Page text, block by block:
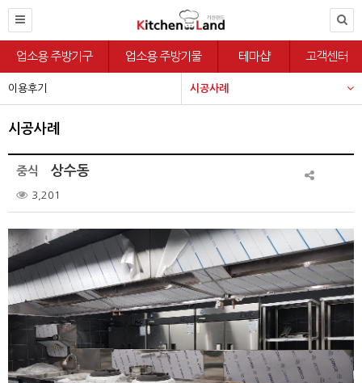
업소용 주방기구 업소용 주방기물 테마샵 고객센터
이용후기 시공사례
시공사례
중식 상수동
3,201